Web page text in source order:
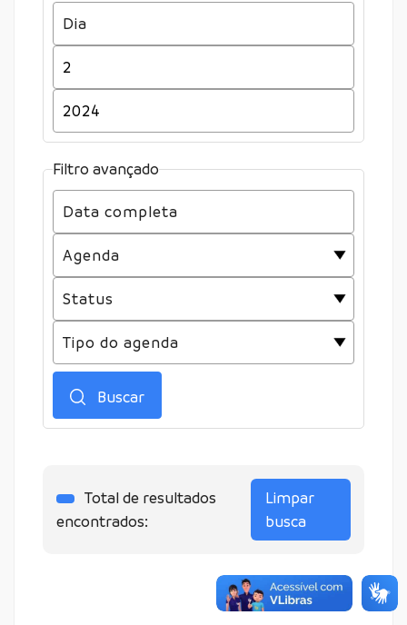
Filtro avançado
Buscar
Total de resultados
encontrados:
Limpar
busca